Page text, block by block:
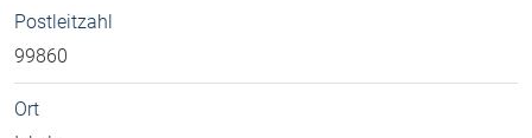
Postleitzahl
99860
Ort